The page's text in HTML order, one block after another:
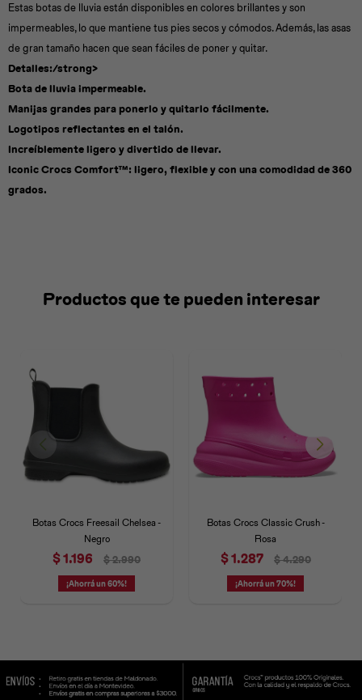
Estas botas de lluvia están disponibles en colores brillantes y son
impermeables, lo que mantiene tus pies secos y cómodos. Además, las asas
de gran tamaño hacen que sean fáciles de poner y quitar.
Detalles:/strong>
Bota de lluvia impermeable.
Manijas grandes para ponerlo y quitarlo fácilmente.
Logotipos reflectantes en el talón.
Increíblemente ligero y divertido de llevar.
Iconic Crocs Comfort™: ligero, flexible y con una comodidad de 360
grados.
Productos que te pueden interesar
Botas Crocs Freesail Chelsea -
Negro
$1.196 $ 2.990
60
Botas Crocs Classic Crush -
Rosa
$1.287 $ 4.290
70